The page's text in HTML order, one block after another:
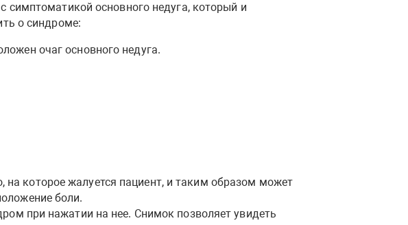
основного недуга, который и
о синдроме:
очаг основного недуга.
которое жалуется пациент, и таким образом может
боли.
при нажатии на нее. Снимок позволяет увидеть